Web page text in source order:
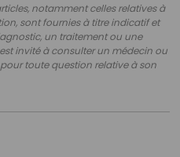
notamment celles relatives à
sont fournies à titre indicatif et
un traitement ou une
invité à consulter un médecin ou
toute question relative à son